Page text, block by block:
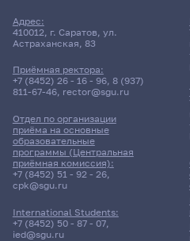
Расписание сессии
Адрес:
410012, г. Саратов, ул.
Астраханская, 83
Приёмная ректора:
+7 (8452) 26 - 16 - 96, 8 (937)
811-67-46, rector@sgu.ru
Отдел по организации
приёма на основные
образовательные
программы (Центральная
приёмная комиссия):
+7 (8452) 51 - 92 - 26,
cpk@sgu.ru
International Students:
+7 (8452) 50 - 87 - 07,
ied@sgu.ru